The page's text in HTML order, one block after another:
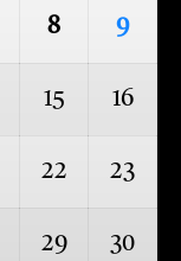
8 9
15 16
22 23
29 30